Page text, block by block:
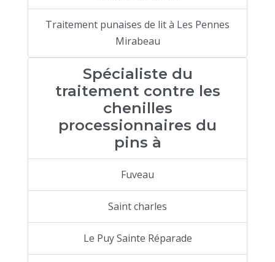
Traitement punaises de lit à Les Pennes
Mirabeau
Spécialiste du
traitement contre les
chenilles
processionnaires du
pins à
Fuveau
Saint charles
Le Puy Sainte Réparade